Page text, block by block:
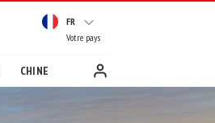
FR
Votre pays
CHINE